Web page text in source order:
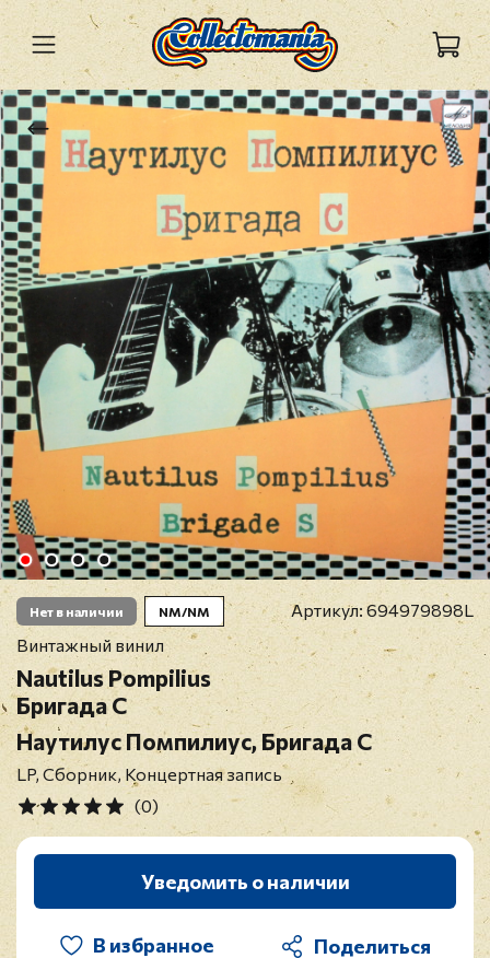
Нет в наличии NM/NM Артикул: 694979898L
Винтажный винил
Nautilus Pompilius
Бригада С
Наутилус Помпилиус, Бригада С
LP, Сборник, Концертная запись
(0)
Уведомить о наличии
В избранное